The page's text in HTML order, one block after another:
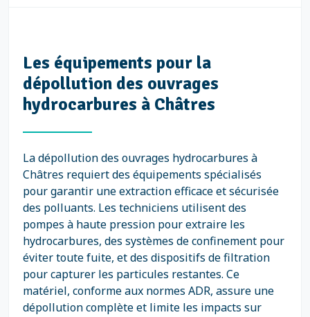
Les équipements pour la
dépollution des ouvrages
hydrocarbures à Châtres
La dépollution des ouvrages hydrocarbures à
Châtres requiert des équipements spécialisés
pour garantir une extraction efficace et sécurisée
des polluants. Les techniciens utilisent des
pompes à haute pression pour extraire les
hydrocarbures, des systèmes de confinement pour
éviter toute fuite, et des dispositifs de filtration
pour capturer les particules restantes. Ce
matériel, conforme aux normes ADR, assure une
dépollution complète et limite les impacts sur